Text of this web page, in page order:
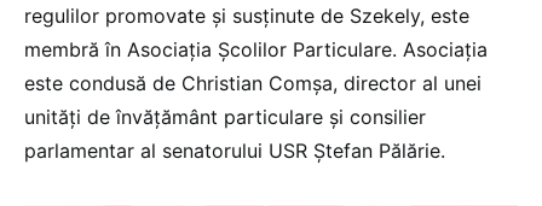
regulilor promovate și susținute de Szekely, este
membră în Asociația Școlilor Particulare. Asociația
este condusă de Christian Comșa, director al unei
unități de învățământ particulare și consilier
parlamentar al senatorului USR Ștefan Pălărie.